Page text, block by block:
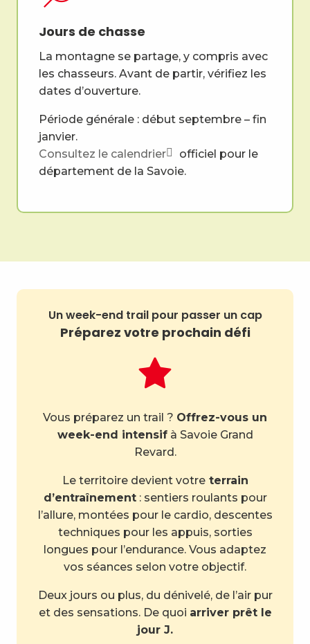
Jours de chasse
La montagne se partage, y compris avec
les chasseurs. Avant de partir, vérifiez les
dates d’ouverture.
Période générale : début septembre – fin
janvier.
Consultez le calendrier
officiel pour le
département de la Savoie.
Un week-end trail pour passer un cap
Préparez votre prochain défi
Vous préparez un trail ? Offrez-vous un
week-end intensifà Savoie Grand
Revard.
Le territoire devient votreterrain
d’entraînement: sentiers roulants pour
l’allure, montées pour le cardio, descentes
techniques pour les appuis, sorties
longues pour l’endurance. Vous adaptez
vos séances selon votre objectif.
Deux jours ou plus, du dénivelé, de l’air pur
et des sensations. De quoi arriver prêt le
jour J.